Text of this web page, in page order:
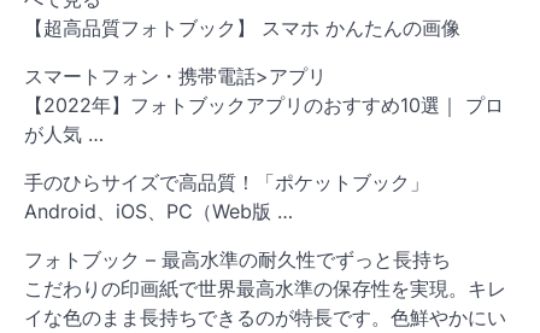
【超高品質フォトブック】 スマホ かんたんの画像
スマートフォン・携帯電話>アプリ
【2022年】フォトブックアプリのおすすめ10選｜ プロ
が人気 …
手のひらサイズで高品質！「ポケットブック」
Android、iOS、PC（Web版 …
フォトブック – 最高水準の耐久性でずっと長持ち
こだわりの印画紙で世界最高水準の保存性を実現。キレ
イな色のまま長持ちできるのが特長です。色鮮やかにい